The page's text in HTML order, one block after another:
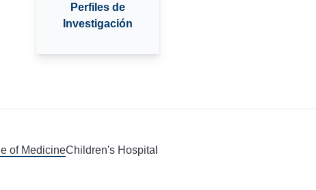
Perfiles de
Investigación
of MedicineChildren's Hospital